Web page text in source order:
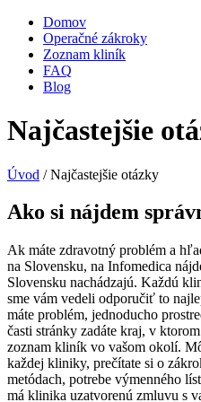
Domov
Operačné zákroky
Zoznam kliník
FAQ
Blog
Najčastejšie
Úvod /Najčastejšie otázky
Ako si nájdem
Ak máte zdravotný problém a
na Slovensku, na Infomedica
Slovensku nachádzajú. Každú
sme vám vedeli odporučiť to
máte problém, jednoducho
časti stránky zadáte kraj, v
zoznam kliník vo vašom okolí.
každej kliniky, prečítate si o
metódach, potrebe výmenného
má klinika uzatvorenú zmluvu s